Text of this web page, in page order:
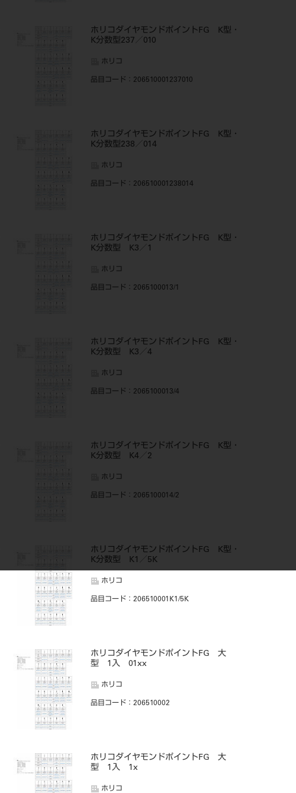
ホリコダイヤモンドポイントFG K型・
K分数型237／010
ホリコ
品目コード ：206510001237010
ホリコダイヤモンドポイントFG K型・
K分数型238／014
ホリコ
品目コード ：206510001238014
ホリコダイヤモンドポイントFG K型・
K分数型 K3／1
ホリコ
品目コード ：2065100013/1
ホリコダイヤモンドポイントFG K型・
K分数型 K3／4
ホリコ
品目コード ：2065100013/4
ホリコダイヤモンドポイントFG K型・
K分数型 K4／2
ホリコ
品目コード ：2065100014/2
ホリコダイヤモンドポイントFG K型・
K分数型 K1／5K
ホリコ
品目コード ：206510001K1/5K
ホリコダイヤモンドポイントFG 大
型 1入 01xx
ホリコ
品目コード ：206510002
ホリコダイヤモンドポイントFG 大
型 1入 1x
ホリコ